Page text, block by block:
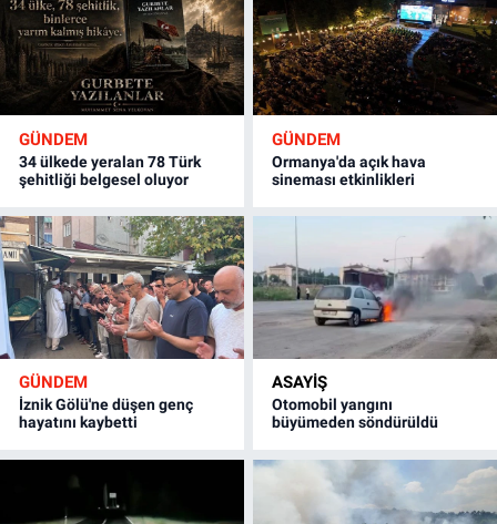
GÜNDEM
34 ülkede yeralan 78 Türk
şehitliği belgesel oluyor
GÜNDEM
Ormanya'da açık hava
sineması etkinlikleri
GÜNDEM
İznik Gölü'ne düşen genç
hayatını kaybetti
ASAYİŞ
Otomobil yangını
büyümeden söndürüldü